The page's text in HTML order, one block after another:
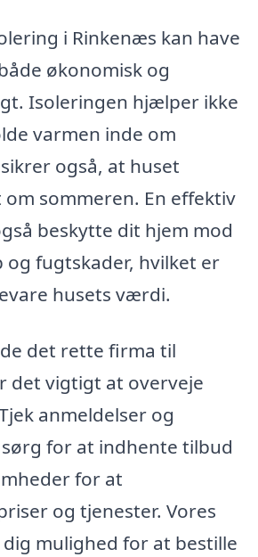
i Rinkenæs kan have
økonomisk og
Isoleringen hjælper ikke
varmen inde om
også, at huset
sommeren. En effektiv
beskytte dit hjem mod
og fugtskader, hvilket er
husets værdi.
det rette firma til
det vigtigt at overveje
anmeldelser og
for at indhente tilbud
for at
og tjenester. Vores
mulighed for at bestille